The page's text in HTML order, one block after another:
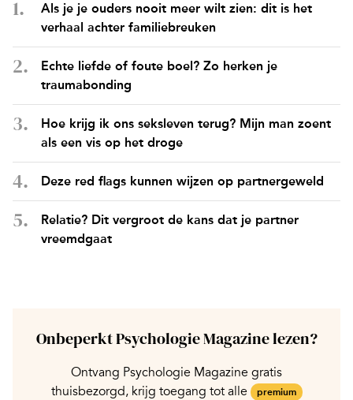
Als je je ouders nooit meer wilt zien: dit is het
verhaal achter familiebreuken
Echte liefde of foute boel? Zo herken je
traumabonding
Hoe krijg ik ons seksleven terug? Mijn man zoent
als een vis op het droge
Deze red flags kunnen wijzen op partnergeweld
Relatie? Dit vergroot de kans dat je partner
vreemdgaat
Onbeperkt Psychologie Magazine lezen?
Ontvang Psychologie Magazine gratis
thuisbezorgd, krijg toegang tot alle
premium